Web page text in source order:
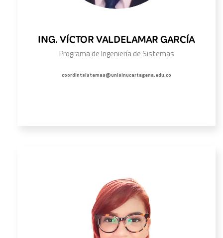
ING. VÍCTOR VALDELAMAR GARCÍA
Programa de Ingeniería de Sistemas
coordintsistemas@unisinucartagena.edu.co